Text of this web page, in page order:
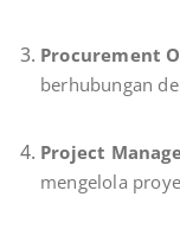
Procurement
berhubungan
Project
mengelola